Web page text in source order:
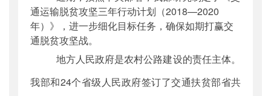
通运输脱贫攻坚三年行动计划（2018—2020
年）》，进一步细化目标任务，确保如期打赢交
通脱贫攻坚战。
地方人民政府是农村公路建设的责任主体。
我部和24个省级人民政府签订了交通扶贫部省共